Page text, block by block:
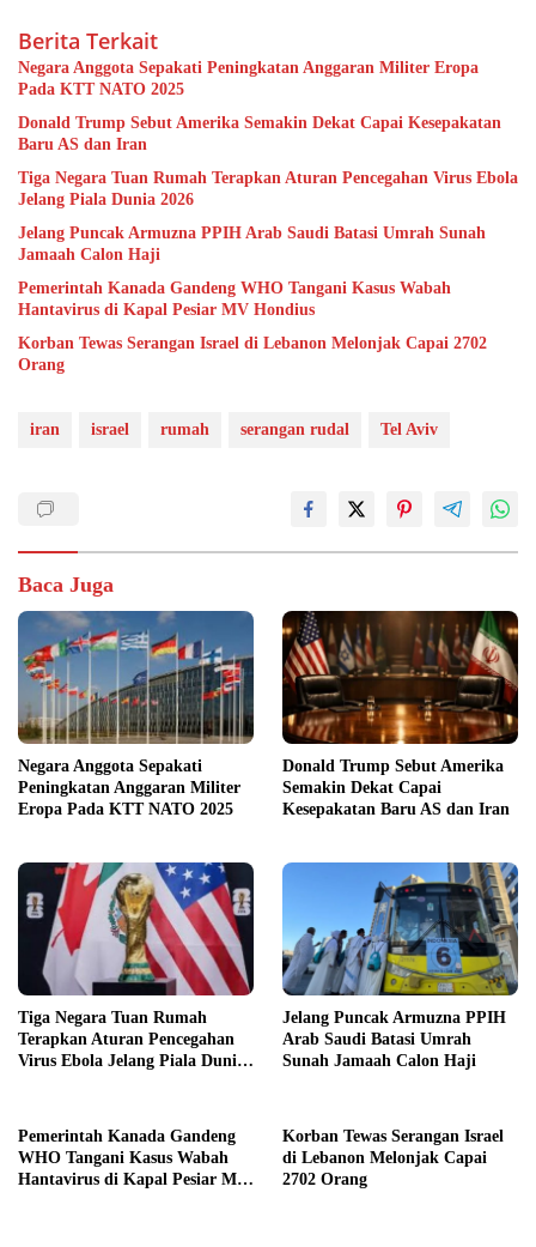
Berita Terkait
Negara Anggota Sepakati Peningkatan Anggaran Militer Eropa
Pada KTT NATO 2025
Donald Trump Sebut Amerika Semakin Dekat Capai Kesepakatan
Baru AS dan Iran
Tiga Negara Tuan Rumah Terapkan Aturan Pencegahan Virus Ebola
Jelang Piala Dunia 2026
Jelang Puncak Armuzna PPIH Arab Saudi Batasi Umrah Sunah
Jamaah Calon Haji
Pemerintah Kanada Gandeng WHO Tangani Kasus Wabah
Hantavirus di Kapal Pesiar MV Hondius
Korban Tewas Serangan Israel di Lebanon Melonjak Capai 2702
Orang
iran israel rumah serangan rudal Tel Aviv
Baca Juga
Negara Anggota Sepakati
Peningkatan Anggaran Militer
Eropa Pada KTT NATO 2025
Donald Trump Sebut Amerika
Semakin Dekat Capai
Kesepakatan Baru AS dan Iran
Tiga Negara Tuan Rumah
Terapkan Aturan Pencegahan
Virus Ebola Jelang Piala Dunia
Jelang Puncak Armuzna PPIH
Arab Saudi Batasi Umrah
Sunah Jamaah Calon Haji
Pemerintah Kanada Gandeng
WHO Tangani Kasus Wabah
Hantavirus di Kapal Pesiar MV
Korban Tewas Serangan Israel
di Lebanon Melonjak Capai
2702 Orang